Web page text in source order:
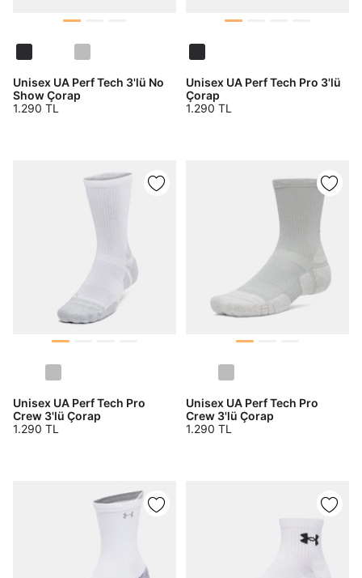
Unisex UA Perf Tech 3'lü No
Show Çorap
1.290 TL
Unisex UA Perf Tech Pro 3'lü
Çorap
1.290 TL
Unisex UA Perf Tech Pro
Crew 3'lü Çorap
1.290 TL
Unisex UA Perf Tech Pro
Crew 3'lü Çorap
1.290 TL
E-posta Adresi *
Bilgilerinizi güncellemek için lütfen telefonunuza SMS
ile gelen kodu girerek telefon numaranızı doğrulayın.
Bilgilerinizi güncellemek için lütfen telefonunuza SMS
ile gelen kodu girerek telefon numaranızı doğrulayın.